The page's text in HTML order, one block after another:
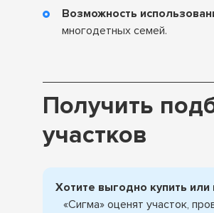
Возможность
многодетных семей.
Получить
участков
Хотите выгодно купить
«Сигма» оценят участок,